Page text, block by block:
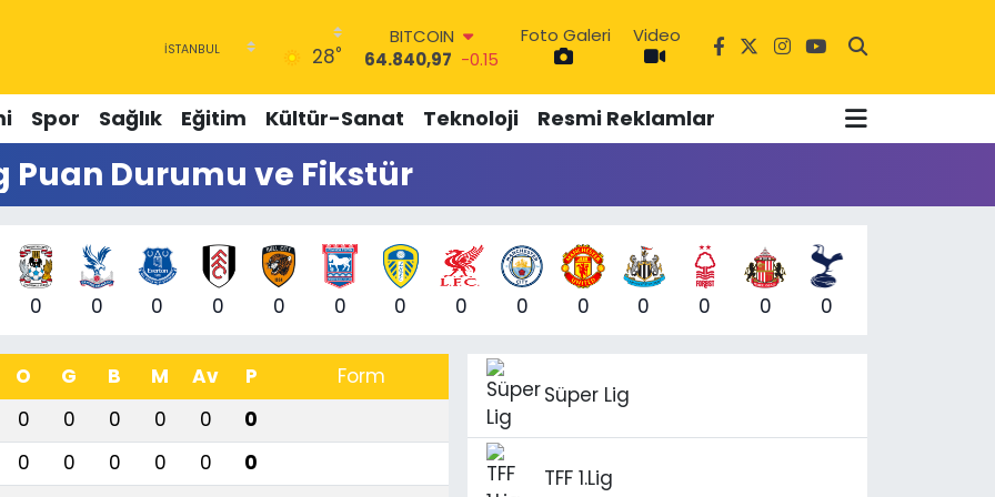
28°
BITCOIN
64.840,97
-0.15
DOLAR
47,7436 0.18
EURO
55,2510 0.32
STERLİN
64,4811
GRAM ALTIN
BİST100
13.779 -14
Foto Galeri Video
Spor Sağlık Eğitim Kültür-Sanat Teknoloji Resmi Reklamlar
Puan Durumu ve Fikstür
0 0 0 0 0 0 0 0 0 0 0 0 0 0
O G B M Av P
Form
0 0 0 0 0
0
0 0 0 0 0
0
Süper Lig
TFF 1.Lig